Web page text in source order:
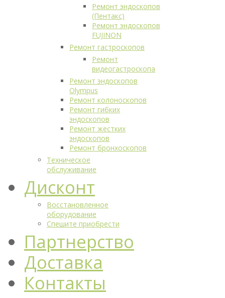
Ремонт эндоскопов
(Пентакс)
Ремонт эндоскопов
FUJINON
Ремонт гастроскопов
Ремонт
видеогастроскопа
Ремонт эндоскопов
Olympus
Ремонт колоноскопов
Ремонт гибких
эндоскопов
Ремонт жестких
эндоскопов
Ремонт бронхоскопов
Техническое
обслуживание
Дисконт
Восстановленное
оборудование
Спешите приобрести
Партнерство
Доставка
Контакты